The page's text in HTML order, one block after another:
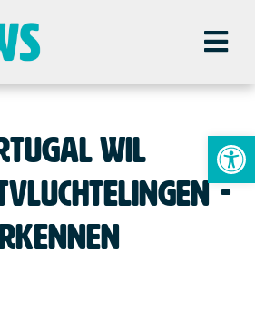
wil